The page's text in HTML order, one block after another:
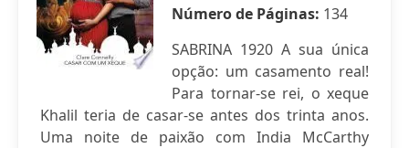
Número de Páginas: 134
SABRINA 1920 A sua única
opção: um casamento real!
Para tornar-se rei, o xeque
Khalil teria de casar-se antes dos trinta anos.
Uma noite de paixão com India McCarthy